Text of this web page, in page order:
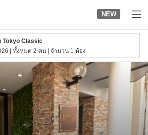
NEW
Tokyo Classic
ทั้งหมด 2 คน จำนวน 1 ห้อง